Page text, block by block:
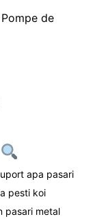
de
apa pasari
pesti koi
pasari metal